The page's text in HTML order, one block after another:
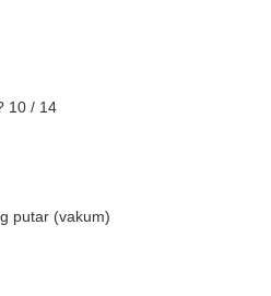
10 / 14
putar (vakum)